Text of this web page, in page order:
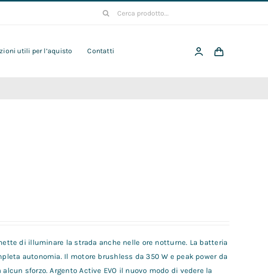
Cerca
utili per l’aquisto Contatti
di illuminare la strada anche nelle ore notturne. La batteria
autonomia. Il motore brushless da 350 W e peak power da
sforzo. Argento Active EVO il nuovo modo di vedere la